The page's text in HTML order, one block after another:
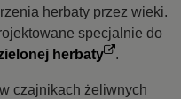
herbaty przez wieki.
specjalnie do
herbaty .
czajnikach żeliwnych